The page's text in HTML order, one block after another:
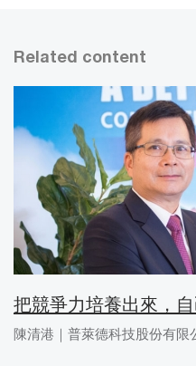
Related content
把競爭力培養出來，
陳清港｜普萊德科技股份有限